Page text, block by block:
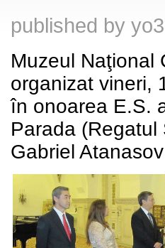
published by
Muzeul
organizat vineri,
în onoarea E.S.
Parada
Gabriel